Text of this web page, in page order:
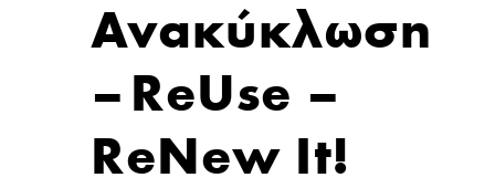
Ανακύκλωση
– ReUse –
ReNew It!